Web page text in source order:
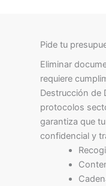
Pide tu
Eliminar
requiere
Destrucción de
protocolos
garantiza que
confidencial y